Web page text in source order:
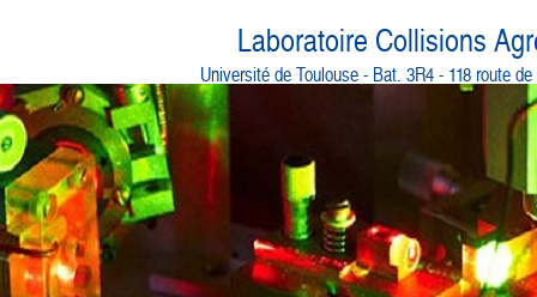
Laboratoire Collisions
Université de Toulouse - Bat. 3R4 - 118 route